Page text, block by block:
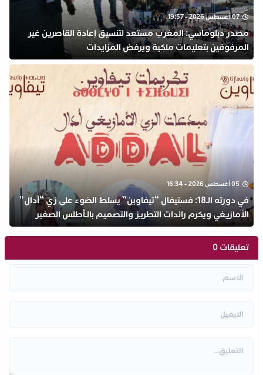
07 أغسطس 2026 - 19:57
مصدر دبلوماسي: المغرب مستعد لتنسيق إعادة القاصرين غير
المرفوقين بتعليمات ملكية ويرفض المزايدات
05 أغسطس 2026 - 16:34
في دورته الـ18: فستيفال “تيفاوين” يسلط الضوء على زي “أدال”
الأمازيغي ويكرم رائدات التطريز والتصميم بالـأطلس الصغير
تعليقات 0